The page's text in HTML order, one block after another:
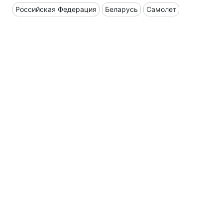
Российская Федерация Беларусь Самолет